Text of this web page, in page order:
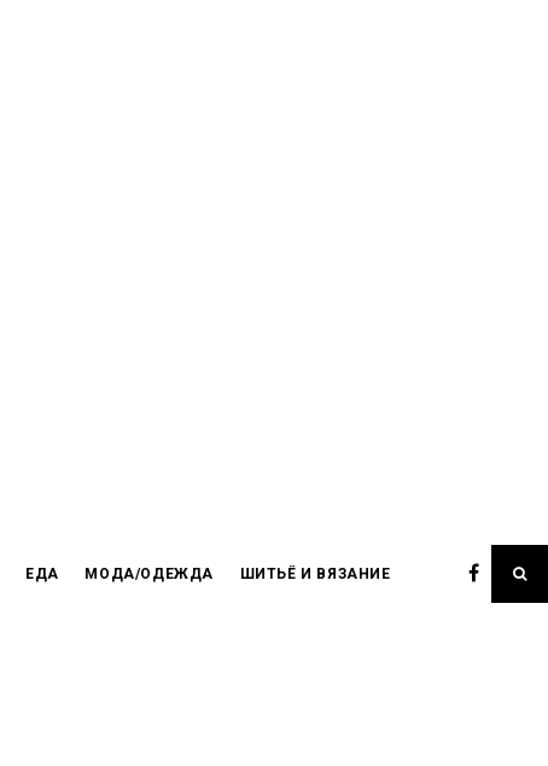
ЕДА МОДА/ОДЕЖДА ШИТЬЁ И ВЯЗАНИЕ